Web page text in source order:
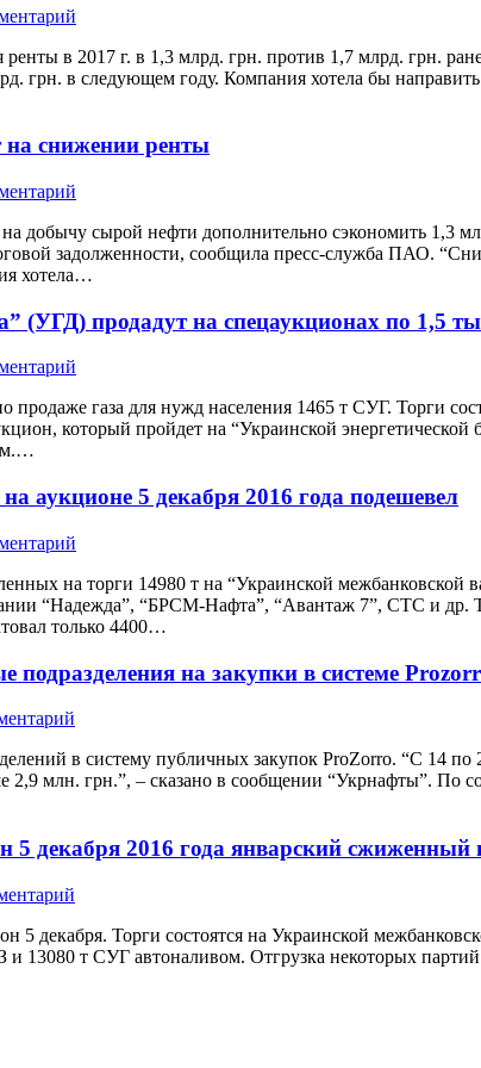
в 2017 г. в 1,3 млрд. грн. против 1,7 млрд. грн.
грн. в следующем году. Компания хотела бы
снижении ренты
добычу сырой нефти дополнительно сэкономить 1,3
задолженности, сообщила пресс-служба ПАО.
хотела…
продадут на спецаукционах по 1,5
газа для нужд населения 1465 т СУГ. Торги
который пройдет на “Украинской
5 декабря 2016 года подешевел
на торги 14980 т на “Украинской
“Надежда”, “БРСМ-Нафта”, “Авантаж 7”, СТС и
только 4400…
на закупки в системе
в систему публичных закупок ProZorro. “C 14
млн. грн.”, – сказано в сообщении “Укрнафты”. По
декабря 2016 года январский сжиженный
5 декабря. Торги состоятся на Украинской
13080 т СУГ автоналивом. Отгрузка некоторых партий